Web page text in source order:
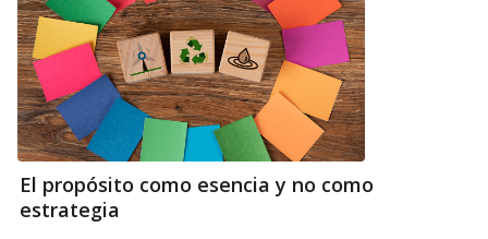
El propósito como esencia y no como
estrategia